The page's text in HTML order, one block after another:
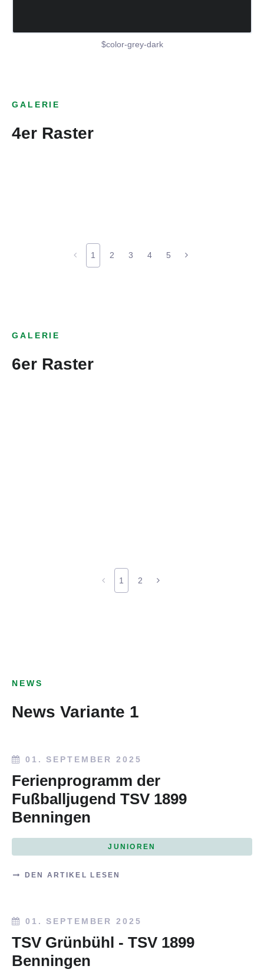
$color-grey-dark
GALERIE
4er Raster
1 2 3 4 5
GALERIE
6er Raster
1 2
NEWS
News Variante 1
01. SEPTEMBER 2025
Ferienprogramm der
Fußballjugend TSV 1899
Benningen
JUNIOREN
DEN ARTIKEL LESEN
01. SEPTEMBER 2025
TSV Grünbühl - TSV 1899
Benningen